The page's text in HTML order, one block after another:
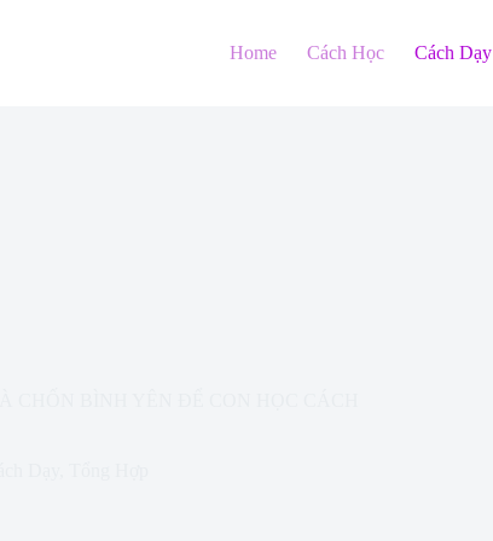
Home Cách Học Cách Dạy